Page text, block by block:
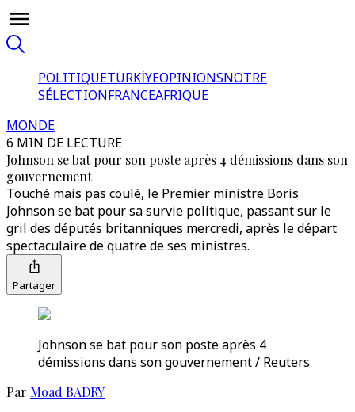
POLITIQUETÜRKİYEOPINIONSNOTRE
SÉLECTIONFRANCEAFRIQUE
MONDE
6 MIN DE LECTURE
Johnson se bat pour son poste après 4 démissions dans son
gouvernement
Touché mais pas coulé, le Premier ministre Boris
Johnson se bat pour sa survie politique, passant sur le
gril des députés britanniques mercredi, après le départ
spectaculaire de quatre de ses ministres.
Partager
Johnson se bat pour son poste après 4
démissions dans son gouvernement / Reuters
Par Moad BADRY